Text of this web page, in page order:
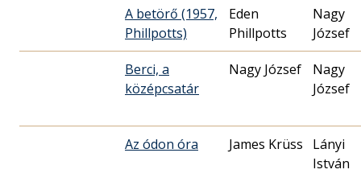
A betörő (1957,
Phillpotts)
Eden
Phillpotts
Nagy
József
Berci, a
középcsatár
Nagy József
Nagy
József
Az ódon óra James Krüss
Lányi
István